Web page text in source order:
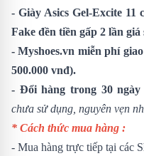
- Giày Asics Gel-Excite 11
Fake đền tiền gấp 2 lần giá
- Myshoes.vn miễn phí
500.000 vnđ).
- Đổi hàng trong 30
chưa sử dụng, nguyên vẹn
* Cách thức mua hàng :
- Mua hàng trực tiếp tại các